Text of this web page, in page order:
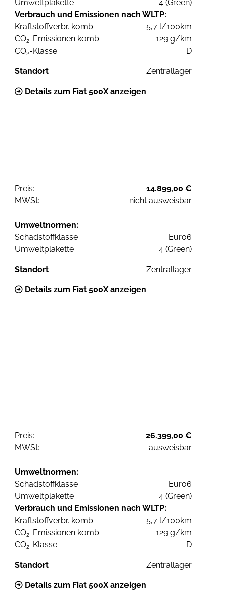
Umweltplakette
4 (Green)
Verbrauch und Emissionen nach WLTP:
Kraftstoffverbr. komb.
5,7 l/100km
CO2-Emissionen komb.
129 g/km
CO2-Klasse D
Standort Zentrallager
Details zum Fiat 500X anzeigen
Preis:
14.899,00 €
MWSt:
nicht ausweisbar
Umweltnormen:
Schadstoffklasse
Euro6
Umweltplakette
4 (Green)
Standort Zentrallager
Details zum Fiat 500X anzeigen
Preis:
26.399,00 €
MWSt:
ausweisbar
Umweltnormen:
Schadstoffklasse
Euro6
Umweltplakette
4 (Green)
Verbrauch und Emissionen nach WLTP:
Kraftstoffverbr. komb.
5,7 l/100km
CO2-Emissionen komb.
129 g/km
CO2-Klasse D
Standort Zentrallager
Details zum Fiat 500X anzeigen